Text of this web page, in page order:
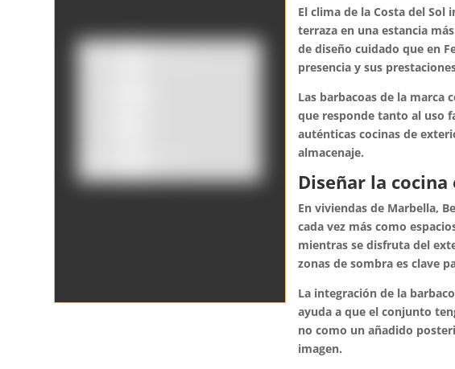
Borrar filtros
El clima de la Costa del
terraza en una estancia
de diseño cuidado que en
presencia y sus
Las barbacoas de la
que responde tanto al uso
auténticas cocinas de
almacenaje.
Diseñar la
En viviendas de Marbella,
cada vez más como
mientras se disfruta del
zonas de sombra es clave
La integración de la
ayuda a que el conjunto
no como un añadido
imagen.